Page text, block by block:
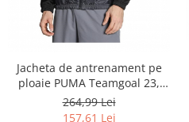
Home Cinema & Audio
Playere, Boxe & Casti
Telescoape & Optica
Televizoare & accesorii
Bacanie
Ambalaje cadouri
Jacheta de antrenament pe
ploaie PUMA Teamgoal 23,
656559-03, negru, M - OUTLET
264,99 Lei
157,61 Lei